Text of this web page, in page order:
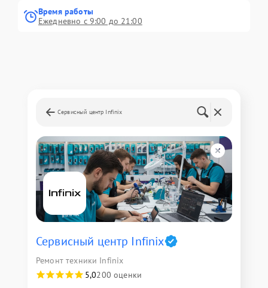
Время работы
Ежедневно с 9:00 до 21:00
Сервисный центр Infinix
Сервисный центр Infinix
Ремонт техники Infinix
5,0200 оценки